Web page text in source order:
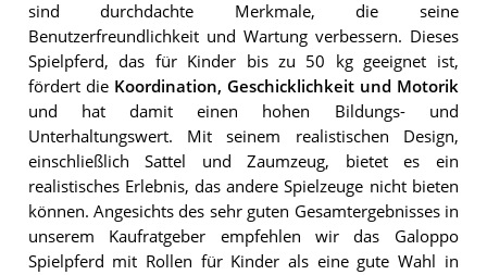
sind durchdachte Merkmale, die seine
Benutzerfreundlichkeit und Wartung verbessern. Dieses
Spielpferd, das für Kinder bis zu 50 kg geeignet ist,
fördert die Koordination, Geschicklichkeit und Motorik
und hat damit einen hohen Bildungs- und
Unterhaltungswert. Mit seinem realistischen Design,
einschließlich Sattel und Zaumzeug, bietet es ein
realistisches Erlebnis, das andere Spielzeuge nicht bieten
können. Angesichts des sehr guten Gesamtergebnisses in
unserem Kaufratgeber empfehlen wir das Galoppo
Spielpferd mit Rollen für Kinder als eine gute Wahl in